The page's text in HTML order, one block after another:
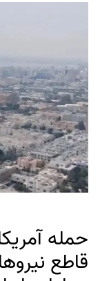
حمله
قاطع